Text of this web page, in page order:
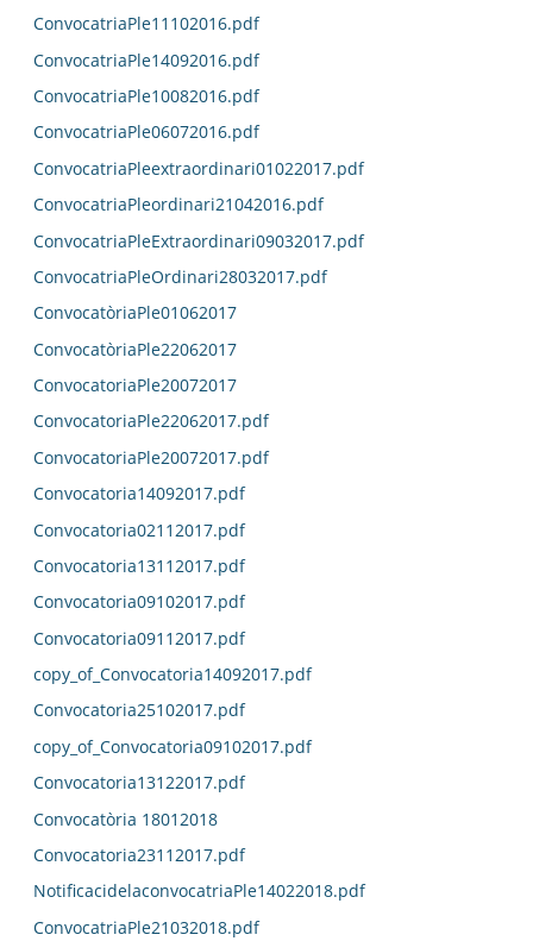
ConvocatriaPle11102016.pdf
ConvocatriaPle14092016.pdf
ConvocatriaPle10082016.pdf
ConvocatriaPle06072016.pdf
ConvocatriaPleextraordinari01022017.pdf
ConvocatriaPleordinari21042016.pdf
ConvocatriaPleExtraordinari09032017.pdf
ConvocatriaPleOrdinari28032017.pdf
ConvocatòriaPle01062017
ConvocatòriaPle22062017
ConvocatoriaPle20072017
ConvocatoriaPle22062017.pdf
ConvocatoriaPle20072017.pdf
Convocatoria14092017.pdf
Convocatoria02112017.pdf
Convocatoria13112017.pdf
Convocatoria09102017.pdf
Convocatoria09112017.pdf
copy_of_Convocatoria14092017.pdf
Convocatoria25102017.pdf
copy_of_Convocatoria09102017.pdf
Convocatoria13122017.pdf
Convocatòria 18012018
Convocatoria23112017.pdf
NotificacidelaconvocatriaPle14022018.pdf
ConvocatriaPle21032018.pdf